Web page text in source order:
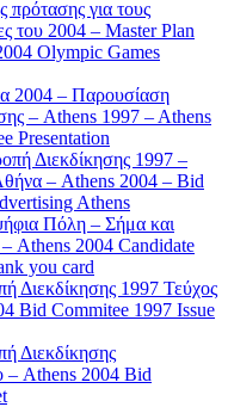
πρότασης για τους
του 2004 – Master Plan
Olympic Games
2004 – Παρουσίαση
– Athens 1997 – Athens
Presentation
Διεκδίκησης 1997 –
– Athens 2004 – Bid
Athens
Πόλη – Σήμα και
– Athens 2004 Candidate
you card
Διεκδίκησης 1997 Τεύχος
Bid Commitee 1997 Issue
Διεκδίκησης
– Athens 2004 Bid